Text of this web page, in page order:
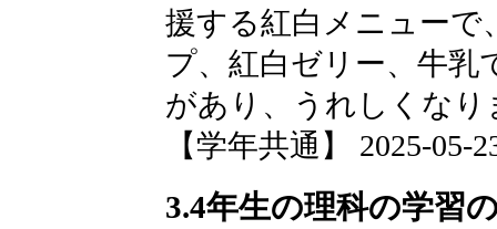
援する紅白メニューで
プ、紅白ゼリー、牛乳
があり、うれしくなり
【学年共通】 2025-05-
3.4年生の理科の学習